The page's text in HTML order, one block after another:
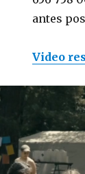
antes
Video